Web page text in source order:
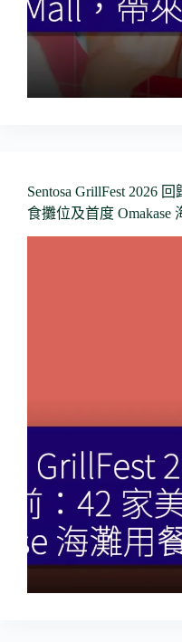
Sentosa GrillFest 2026
食攤位及首度 Omakase